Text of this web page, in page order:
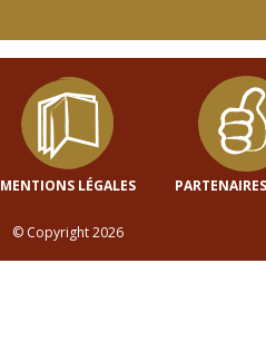
MENTIONS LÉGALES
© Copyright 2026